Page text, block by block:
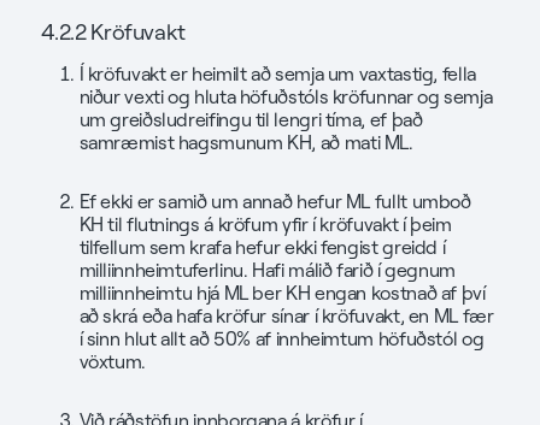
4.2.2 Kröfuvakt
Í kröfuvakt er heimilt að semja um vaxtastig, fella
niður vexti og hluta höfuðstóls kröfunnar og semja
um greiðsludreifingu til lengri tíma, ef það
samræmist hagsmunum KH, að mati ML.
Ef ekki er samið um annað hefur ML fullt umboð
KH til flutnings á kröfum yfir í kröfuvakt í þeim
tilfellum sem krafa hefur ekki fengist greidd í
milliinnheimtuferlinu. Hafi málið farið í gegnum
milliinnheimtu hjá ML ber KH engan kostnað af því
að skrá eða hafa kröfur sínar í kröfuvakt, en ML fær
í sinn hlut allt að 50% af innheimtum höfuðstól og
vöxtum.